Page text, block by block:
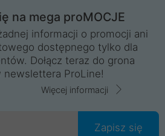
na mega proMOCJE
informacji o promocji ani
dostępnego tylko dla
Dołącz teraz do grona
newslettera ProLine!
Więcej informacji
Zapisz się